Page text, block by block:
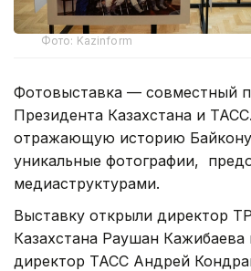
Фото: Kazinform
Фотовыставка — совместный
Президента Казахстана и
отражающую историю
уникальные фотографии,
медиаструктурами.
Выставку открыли директор
Казахстана Раушан Кажибаева
директор ТАСС Андрей